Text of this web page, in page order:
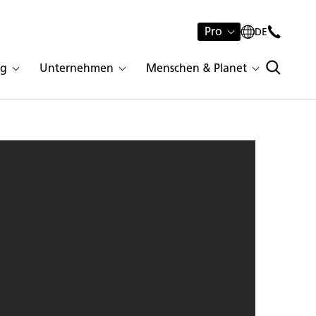
Pro DE
Unternehmen Menschen & Planet
| 13263 | 13259